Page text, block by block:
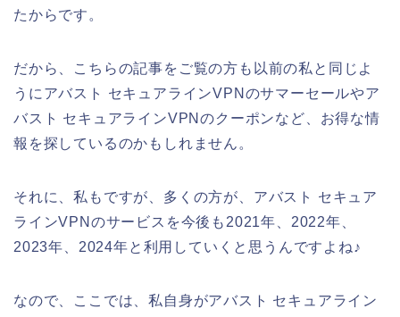
たからです。
だから、こちらの記事をご覧の方も以前の私と同じよ
うにアバスト セキュアラインVPNのサマーセールやア
バスト セキュアラインVPNのクーポンなど、お得な情
報を探しているのかもしれません。
それに、私もですが、多くの方が、アバスト セキュア
ラインVPNのサービスを今後も2021年、2022年、
2023年、2024年と利用していくと思うんですよね♪
なので、ここでは、私自身がアバスト セキュアライン